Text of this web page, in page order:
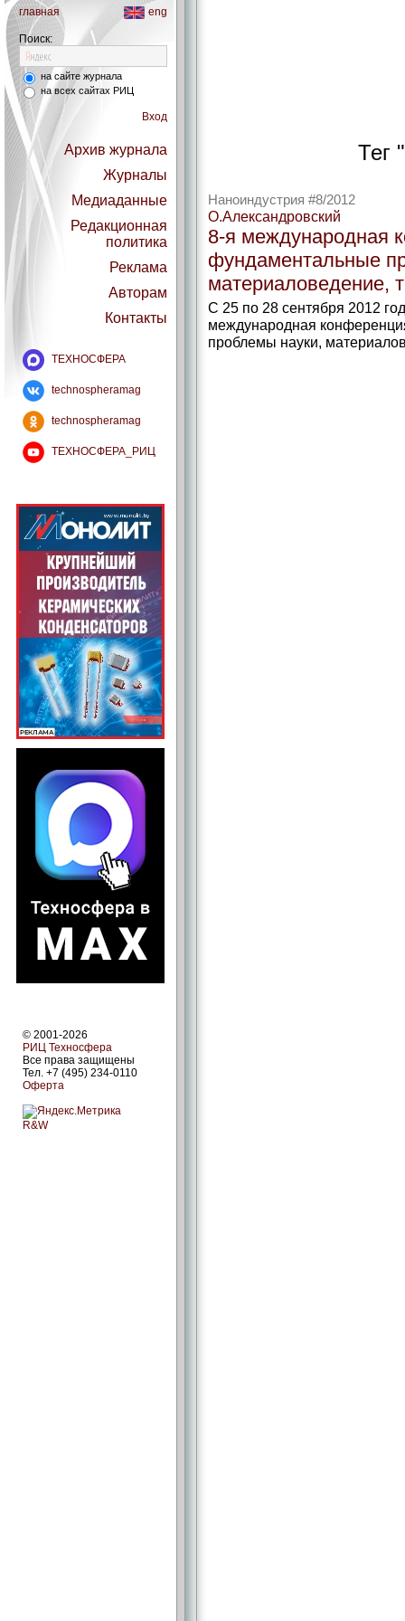
главная eng
Поиск:
на сайте журнала
на всех сайтах РИЦ
Вход
Архив журнала
Журналы
Медиаданные
Редакционная
политика
Реклама
Авторам
Контакты
ТЕХНОСФЕРА
technospheramag
technospheramag
ТЕХНОСФЕРА_РИЦ
© 2001-2026
РИЦ Техносфера
Все права защищены
Тел. +7 (495) 234-0110
Оферта
R&W
Тег
Наноиндустрия #8/2012
О.Александровский
8-я международная
фундаментальные
материаловедение,
С 25 по 28 сентября 2012
международная
проблемы науки,